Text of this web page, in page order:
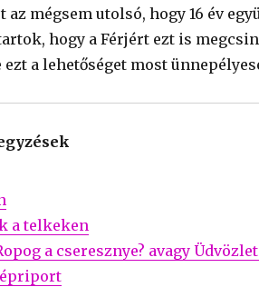
az mégsem utolsó, hogy 16 év
hogy a Férjért ezt is
a lehetőséget most
a telkeken
a cseresznye? avagy